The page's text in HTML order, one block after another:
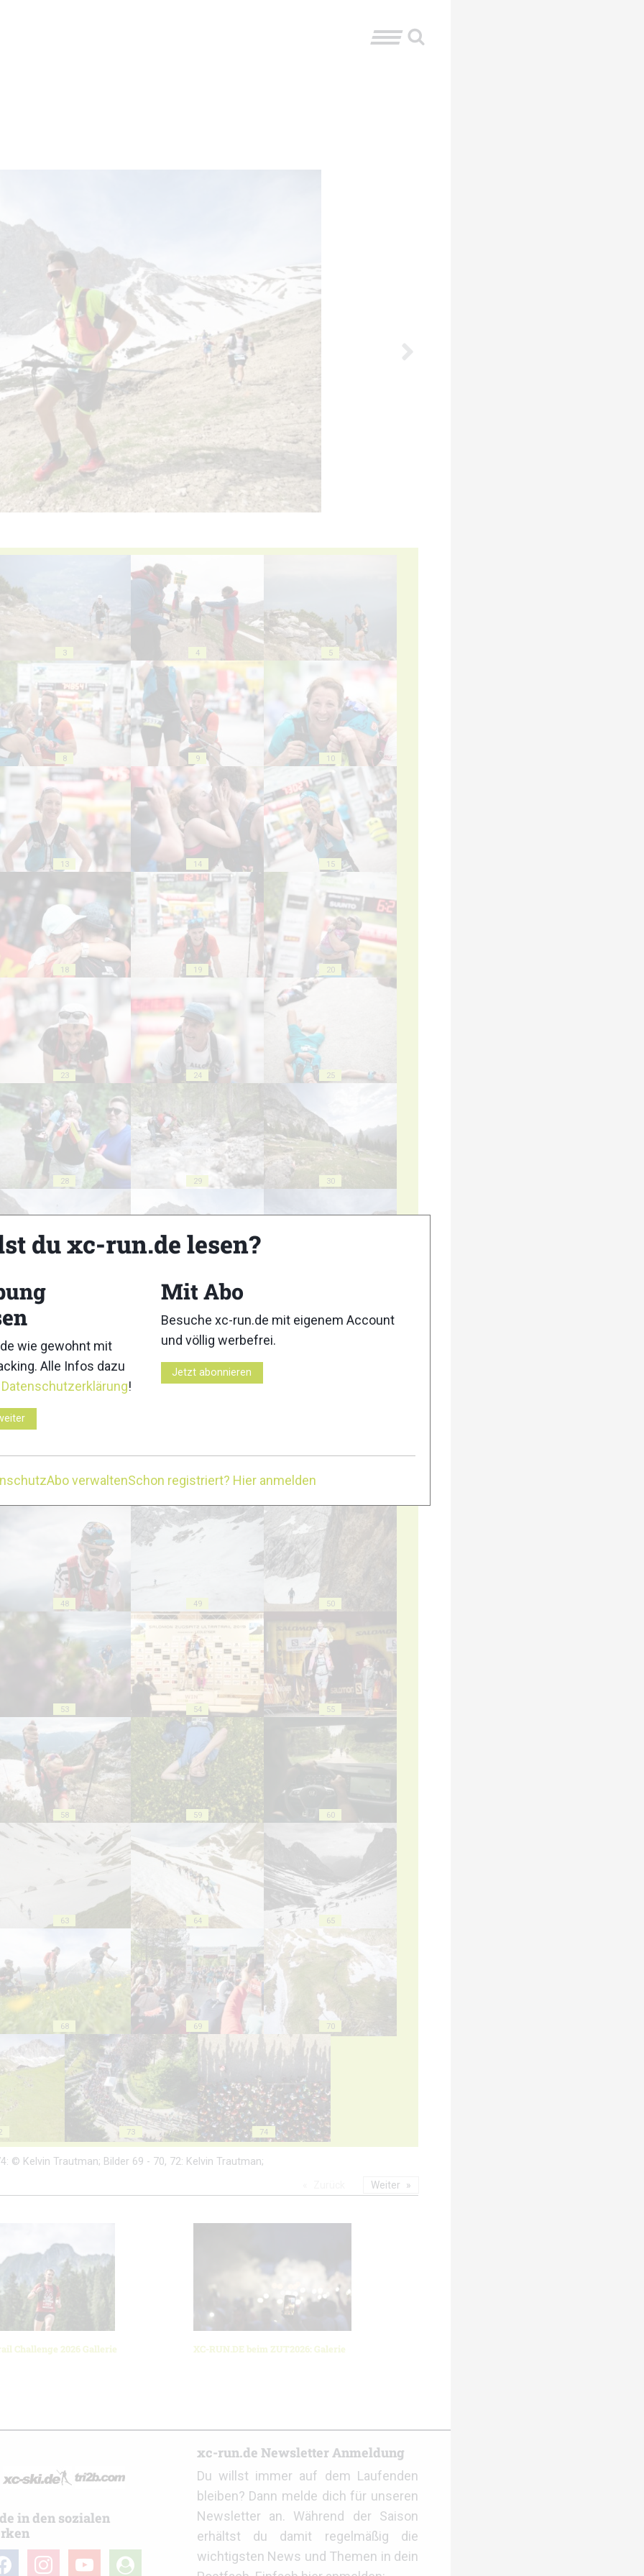
3 4 5
8 9 10
13 14 15
18 19 20
23 24 25
28 29 30
34
38
48 49 50
53 54 55
58 59 60
63 64 65
68 69 70
73 74
© Kelvin Trautman; Bilder 69 - 70, 72: Kelvin Trautman;
Challenge 2026 Gallerie XC-RUN.DE beim ZUT2026: Galerie
Weiter
in den sozialen
instagramyoutube
user-
xc-run.de Newsletter Anmeldung
Du willst immer auf dem Laufenden
bleiben? Dann melde dich für unseren
Newsletter an. Während der Saison
erhältst du damit regelmäßig die
wichtigsten News und Themen in dein
du xc-run.de lesen?
wie gewohnt mit
Alle Infos dazu
Datenschutzerklärung!
Mit Abo
Besuche xc-run.de mit eigenem Account
und völlig werbefrei.
Jetzt abonnieren
Abo verwaltenSchon registriert? Hier anmelden